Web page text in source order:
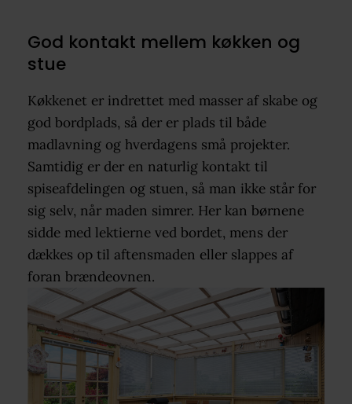
God kontakt mellem køkken og
stue
Køkkenet er indrettet med masser af skabe og
god bordplads, så der er plads til både
madlavning og hverdagens små projekter.
Samtidig er der en naturlig kontakt til
spiseafdelingen og stuen, så man ikke står for
sig selv, når maden simrer. Her kan børnene
sidde med lektierne ved bordet, mens der
dækkes op til aftensmaden eller slappes af
foran brændeovnen.